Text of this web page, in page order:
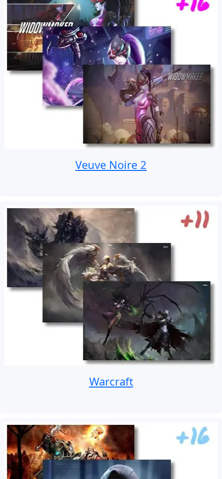
Veuve Noire 2
Warcraft